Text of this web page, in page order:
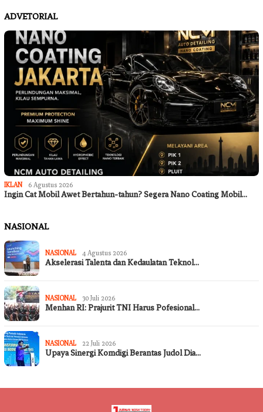
ADVETORIAL
IKLAN 6 Agustus 2026
Ingin Cat Mobil Awet Bertahun-tahun? Segera Nano Coating Mobil…
NASIONAL
NASIONAL 4 Agustus 2026
Akselerasi Talenta dan Kedaulatan Teknol…
NASIONAL 30 Juli 2026
Menhan RI: Prajurit TNI Harus Pofesional…
NASIONAL 22 Juli 2026
Upaya Sinergi Komdigi Berantas Judol Dia…